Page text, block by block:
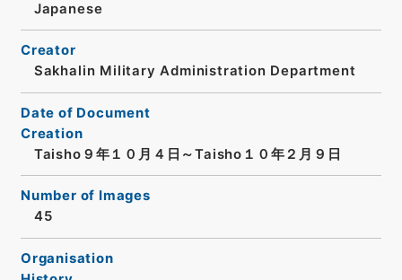
Japanese
Creator
Sakhalin Military Administration Department
Date of Document
Creation
Taisho９年１０月４日～Taisho１０年２月９日
Number of Images
45
Organisation